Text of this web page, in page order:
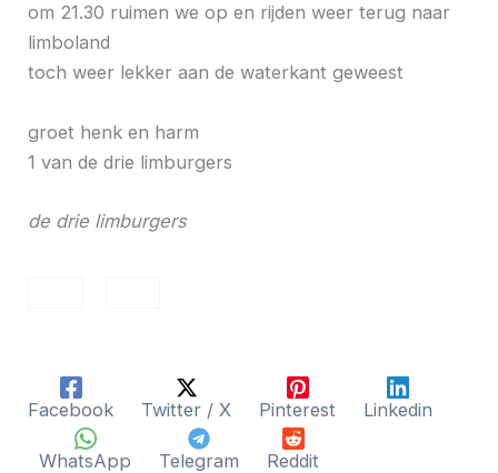
om 21.30 ruimen we op en rijden weer terug naar
limboland
toch weer lekker aan de waterkant geweest
groet henk en harm
1 van de drie limburgers
de drie limburgers
Facebook Twitter / X Pinterest Linkedin
WhatsApp Telegram Reddit